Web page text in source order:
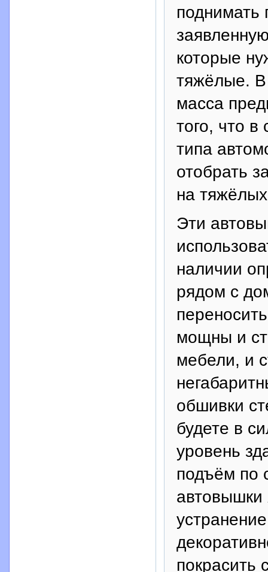
поднимать
которые
тяжёлые. В
масса
того, что в
типа
отобрать
на
Эти
наличии
рядом с
мощны и
мебели, и
обшивки
будете в
уровень
подъём по
автовышки
покрасить